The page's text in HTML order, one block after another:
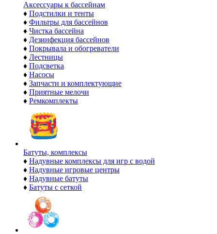
Аксессуары к бассейнам
♦ Подстилки и тенты
♦ Фильтры для бассейнов
♦ Чистка бассейна
♦ Дезинфекция бассейнов
♦ Покрывала и обогреватели
♦ Лестницы
♦ Подсветка
♦ Насосы
♦ Запчасти и комплектующие
♦ Приятные мелочи
♦ Ремкомплекты
Батуты, комплексы
♦ Надувные комплексы для игр с водой
♦ Надувные игровые центры
♦ Надувные батуты
♦ Батуты с сеткой